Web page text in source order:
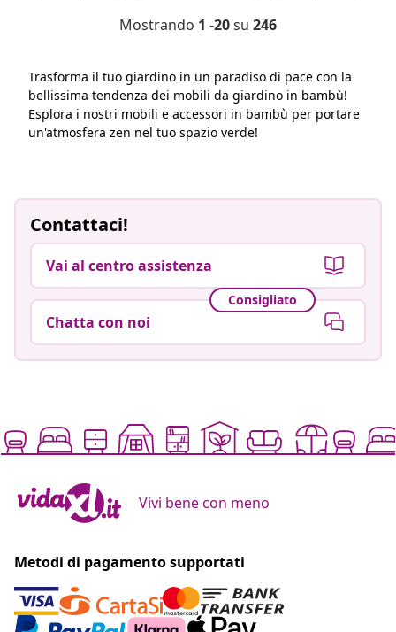
Mostrando 1 -20su 246
Trasforma il tuo giardino in un paradiso di pace con la
bellissima tendenza dei mobili da giardino in bambù!
Esplora i nostri mobili e accessori in bambù per portare
un'atmosfera zen nel tuo spazio verde!
Contattaci!
Vai al centro assistenza
Consigliato
Chatta con noi
Vivi bene con meno
Metodi di pagamento supportati